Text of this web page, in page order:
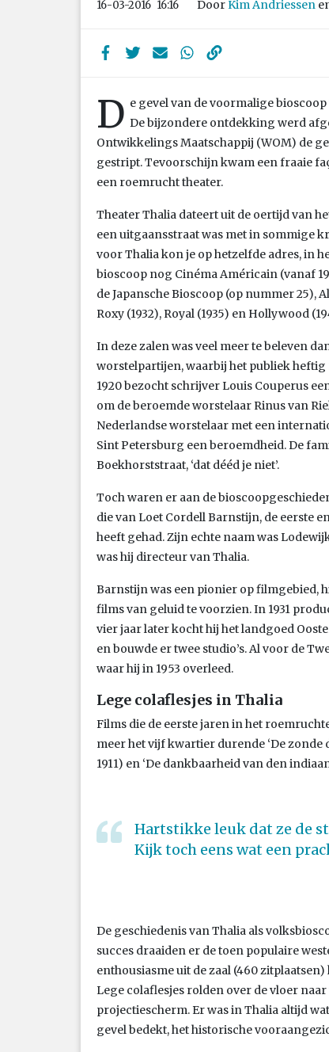
16-03-2016 16:16 DoorKim Andriessen
D e gevel van de voormalige
De bijzondere ontdekking werd
Ontwikkelings Maatschappij (WOM) de
gestript. Tevoorschijn kwam een fraaie
een roemrucht theater.
Theater Thalia dateert uit de oertijd van
een uitgaansstraat was met in sommige
voor Thalia kon je op hetzelfde adres, in
bioscoop nog Cinéma Américain (vanaf
de Japansche Bioscoop (op nummer 25),
Roxy (1932), Royal (1935) en Hollywood
In deze zalen was veel meer te beleven
worstelpartijen, waarbij het publiek heftig
1920 bezocht schrijver Louis Couperus
om de beroemde worstelaar Rinus van
Nederlandse worstelaar met een
Sint Petersburg een beroemdheid. De
Boekhorststraat, ‘dat dééd je niet’.
Toch waren er aan de
die van Loet Cordell Barnstijn, de eerste
heeft gehad. Zijn echte naam was
was hij directeur van Thalia.
Barnstijn was een pionier op filmgebied,
films van geluid te voorzien. In 1931
vier jaar later kocht hij het landgoed
en bouwde er twee studio’s. Al voor de
waar hij in 1953 overleed.
Lege colaflesjes in Thalia
Films die de eerste jaren in het
meer het vijf kwartier durende ‘De zonde
1911) en ‘De dankbaarheid van den
Hartstikke leuk dat ze de
Kijk toch eens wat een
De geschiedenis van Thalia als
succes draaiden er de toen populaire
enthousiasme uit de zaal (460
Lege colaflesjes rolden over de vloer
projectiescherm. Er was in Thalia altijd
gevel bedekt, het historische